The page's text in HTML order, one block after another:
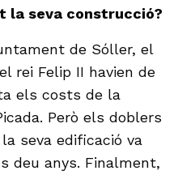
la seva construcció?
de Sóller, el
rei Felip II havien de
els costs de la
Però els doblers
seva edificació va
deu anys. Finalment,